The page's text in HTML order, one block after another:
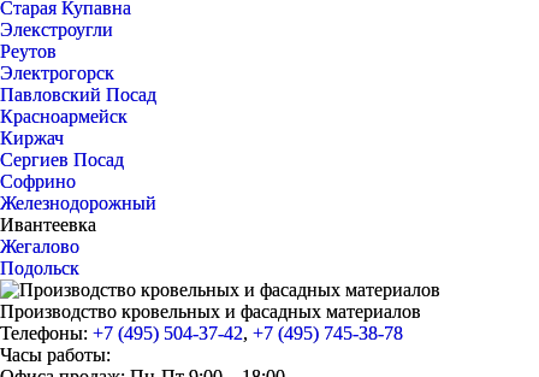
Старая Купавна
Элекстроугли
Реутов
Электрогорск
Павловский Посад
Красноармейск
Киржач
Сергиев Посад
Софрино
Железнодорожный
Ивантеевка
Жегалово
Подольск
Производство кровельных и фасадных материалов
Телефоны: +7 (495) 504-37-42, +7 (495) 745-38-78
Часы работы: